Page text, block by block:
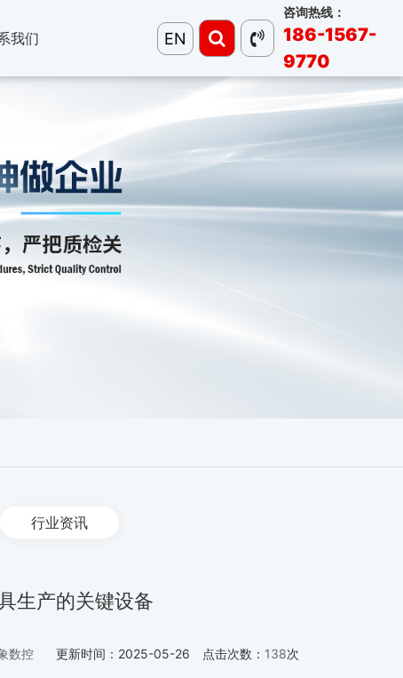
我们 EN
咨询热线：
186-1567-
9770
行业资讯
生产的关键设备
数控 更新时间： 2025-05-26 点击次数： 138次